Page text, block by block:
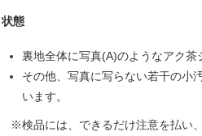
状態
裏地全体に写真(A)のようなアク茶
その他、写真に写らない若干の小
います。
検品には、できるだけ注意を払い